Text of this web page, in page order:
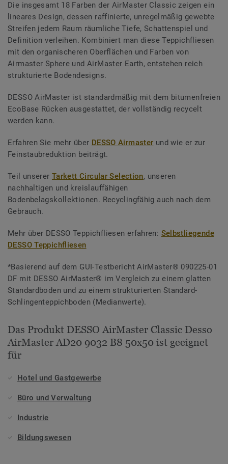
Die insgesamt 18 Farben der AirMaster Classic zeigen ein
lineares Design, dessen raffinierte, unregelmäßig gewebte
Streifen jedem Raum räumliche Tiefe, Schattenspiel und
Definition verleihen. Kombiniert man diese Teppichfliesen
mit den organischeren Oberflächen und Farben von
Airmaster Sphere und AirMaster Earth, entstehen reich
strukturierte Bodendesigns.
DESSO AirMaster ist standardmäßig mit dem bitumenfreien
EcoBase Rücken ausgestattet, der vollständig recycelt
werden kann.
Erfahren Sie mehr über DESSO Airmaster und wie er zur
Feinstaubreduktion beiträgt.
Teil unserer Tarkett Circular Selection, unseren
nachhaltigen und kreislauffähigen
Bodenbelagskollektionen. Recyclingfähig auch nach dem
Gebrauch.
Mehr über DESSO Teppichfliesen erfahren: Selbstliegende
DESSO Teppichfliesen
*Basierend auf dem GUI-Testbericht AirMaster® 090225-01
DF mit DESSO AirMaster® im Vergleich zu einem glatten
Standardboden und zu einem strukturierten Standard-
Schlingenteppichboden (Medianwerte).
Das Produkt DESSO AirMaster Classic Desso
AirMaster AD20 9032 B8 50x50 ist geeignet
für
Hotel und Gastgewerbe
Büro und Verwaltung
Industrie
Bildungswesen